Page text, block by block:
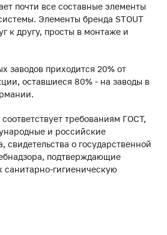
почти все составные элементы
Элементы бренда STOUT
к другу, просты в монтаже и
заводов приходится 20% от
оставшиеся 80% - на заводы в
требованиям ГОСТ,
и российские
свидетельства о государственной
подтверждающие
санитарно-гигиеническую